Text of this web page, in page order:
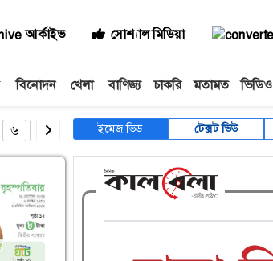
আর্কাইভ সোশ্যাল মিডিয়া
বিনোদন খেলা বাণিজ্য চাকরি মতামত ভিডিও
৬ ৭ ৯ ১০
ইমেজ ভিউ টেক্সট ভিউ